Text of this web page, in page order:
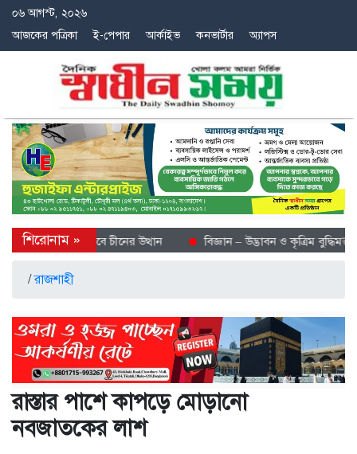
০৬ আগস্ট, ২০২৬
আজকের পত্রিকা
ই-পেপার আর্কাইভ কনভার্টার অ্যাপস
শীতল গন্তব্য হিসেবে চীনের উত্থান বিজ্ঞান – উদ্ভাবন ও কৃত্রিম বুদ্ধিমত্তায়
/রাজশাহী
রাস্তার পাশে কাপড়ে মোড়ানো
নবজাতকের লাশ